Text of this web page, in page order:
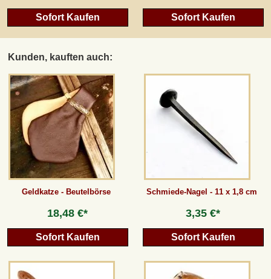
Sofort Kaufen Sofort Kaufen
Kunden, kauften auch:
Geldkatze - Beutelbörse
18,48 €*
Sofort Kaufen
Schmiede-Nagel - 11 x 1,8 cm
3,35 €*
Sofort Kaufen